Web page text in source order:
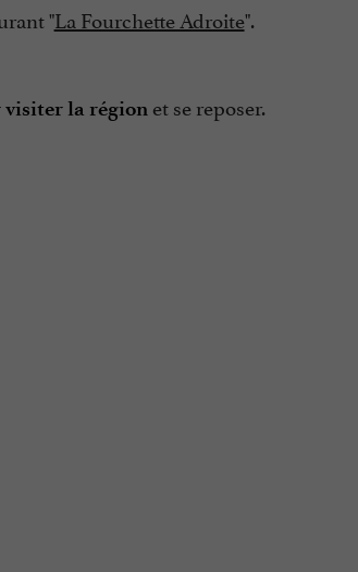
"La Fourchette Adroite".
la région et se reposer.